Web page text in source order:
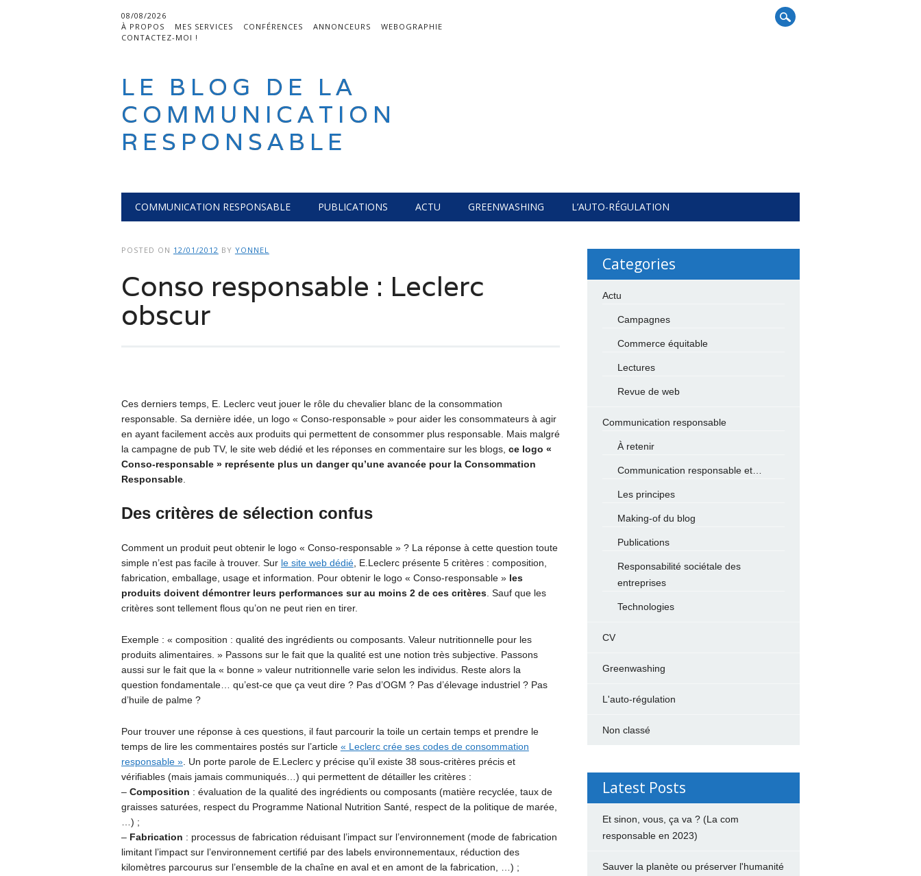
08/08/2026
À PROPOS
MES SERVICES CONFÉRENCES ANNONCEURS
WEBOGRAPHIE
CONTACTEZ-MOI !
LE BLOG DE LA
COMMUNICATION
RESPONSABLE
Main menu
COMMUNICATION RESPONSABLE PUBLICATIONS ACTU GREENWASHING L’AUTO-RÉGULATION
POSTED ON 12/01/2012 BY YONNEL
Conso responsable : Leclerc
obscur
Ces derniers temps, E. Leclerc veut jouer le rôle du chevalier blanc de la consommation
responsable. Sa dernière idée, un logo « Conso-responsable » pour aider les consommateurs à agir
en ayant facilement accès aux produits qui permettent de consommer plus responsable. Mais malgré
la campagne de pub TV, le site web dédié et les réponses en commentaire sur les blogs, ce logo «
Conso-responsable » représente plus un danger qu’une avancée pour la Consommation
Responsable.
Des critères de sélection confus
Comment un produit peut obtenir le logo « Conso-responsable » ? La réponse à cette question toute
simple n’est pas facile à trouver. Sur le site web dédié, E.Leclerc présente 5 critères : composition,
fabrication, emballage, usage et information. Pour obtenir le logo « Conso-responsable » les
produits doivent démontrer leurs performances sur au moins 2 de ces critères. Sauf que les
critères sont tellement flous qu’on ne peut rien en tirer.
Exemple : « composition : qualité des ingrédients ou composants. Valeur nutritionnelle pour les
produits alimentaires. » Passons sur le fait que la qualité est une notion très subjective. Passons
aussi sur le fait que la « bonne » valeur nutritionnelle varie selon les individus. Reste alors la
question fondamentale… qu’est-ce que ça veut dire ? Pas d’OGM ? Pas d’élevage industriel ? Pas
d’huile de palme ?
Pour trouver une réponse à ces questions, il faut parcourir la toile un certain temps et prendre le
temps de lire les commentaires postés sur l’article « Leclerc crée ses codes de consommation
responsable ». Un porte parole de E.Leclerc y précise qu’il existe 38 sous-critères précis et
vérifiables (mais jamais communiqués…) qui permettent de détailler les critères :
– Composition : évaluation de la qualité des ingrédients ou composants (matière recyclée, taux de
graisses saturées, respect du Programme National Nutrition Santé, respect de la politique de marée,
…) ;
– Fabrication : processus de fabrication réduisant l’impact sur l’environnement (mode de fabrication
limitant l’impact sur l’environnement certifié par des labels environnementaux, réduction des
kilomètres parcourus sur l’ensemble de la chaîne en aval et en amont de la fabrication, …) ;
Categories
Actu
Campagnes
Commerce équitable
Lectures
Revue de web
Communication responsable
À retenir
Communication responsable et…
Les principes
Making-of du blog
Publications
Responsabilité sociétale des
entreprises
Technologies
CV
Greenwashing
L'auto-régulation
Non classé
Latest Posts
Et sinon, vous, ça va ? (La com
responsable en 2023)
Sauver la planète ou préserver l'humanité